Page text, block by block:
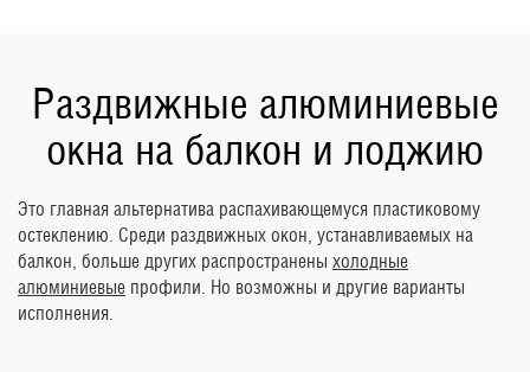
Раздвижные алюминиевые
окна на балкон и лоджию
Это главная альтернатива распахивающемуся пластиковому
остеклению. Среди раздвижных окон, устанавливаемых на
балкон, больше других распространены холодные
алюминиевые профили. Но возможны и другие варианты
исполнения.